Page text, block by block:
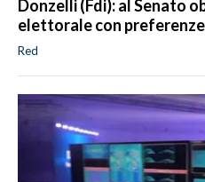
Donzelli (Fdi): al Senato
elettorale con preferenze
Red